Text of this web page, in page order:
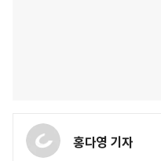
홍다영 기자